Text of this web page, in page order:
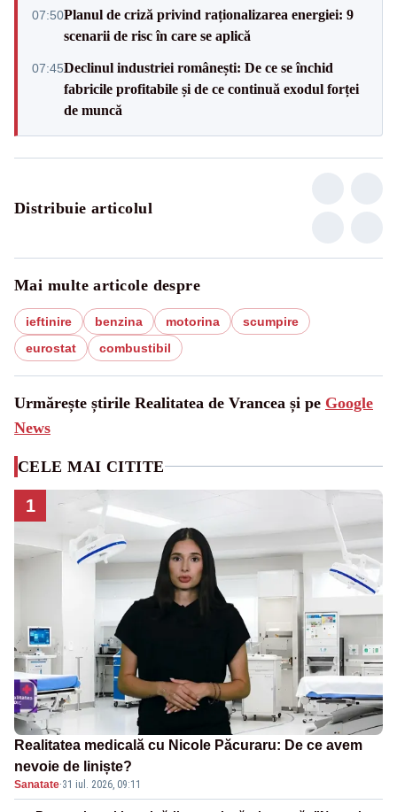
07:50Planul de criză privind raționalizarea energiei: 9
scenarii de risc în care se aplică
07:45Declinul industriei românești: De ce se închid
fabricile profitabile și de ce continuă exodul forței
de muncă
Distribuie articolul
Mai multe articole despre
ieftinire benzina motorina
scumpire
eurostat
combustibil
Urmărește știrile Realitatea de Vrancea și pe Google
News
CELE MAI CITITE
1
Realitatea medicală cu Nicole Păcuraru: De ce avem
nevoie de liniște?
Sanatate·31 iul. 2026, 09:11